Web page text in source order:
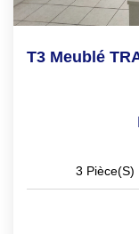
3 Pièce(s)